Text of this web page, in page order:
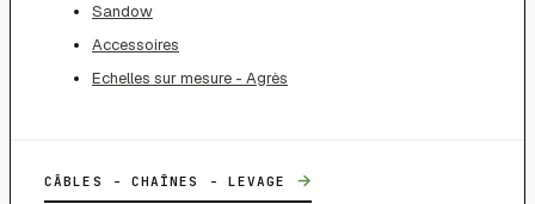
Sandow
Accessoires
Echelles sur mesure - Agrès
CÂBLES - CHAÎNES - LEVAGE →